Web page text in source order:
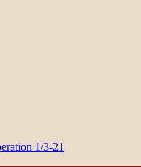
1/3-21